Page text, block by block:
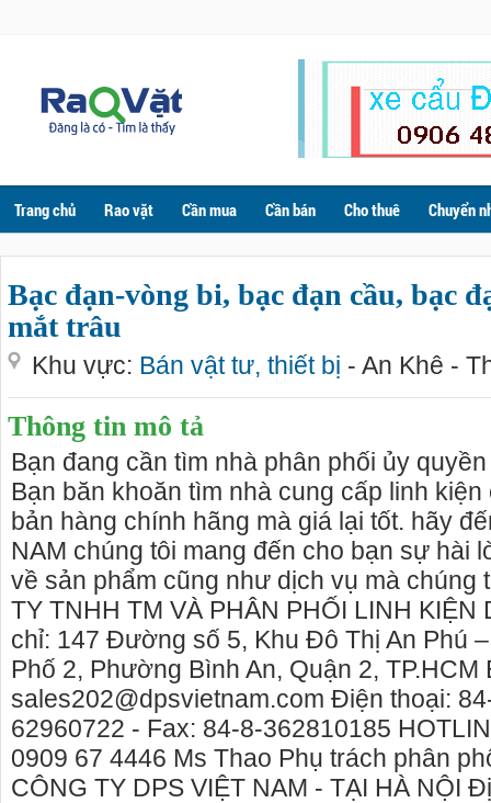
Trang chủ Rao vặt Cần mua Cần bán Cho thuê Chuyển
Bạc đạn-vòng bi, bạc đạn cầu, bạc
mắt trâu
Khu vực: Bán vật tư, thiết bị - An Khê -
Thông tin mô tả
Bạn đang cần tìm nhà phân phối ủy
Bạn băn khoăn tìm nhà cung cấp linh
bản hàng chính hãng mà giá lại tốt. hãy
NAM chúng tôi mang đến cho bạn sự hài
về sản phẩm cũng như dịch vụ mà chúng
TY TNHH TM VÀ PHÂN PHỐI LINH KIỆN
chỉ: 147 Đường số 5, Khu Đô Thị An Phú
Phố 2, Phường Bình An, Quận 2, TP.HCM
sales202@dpsvietnam.com Điện thoại:
62960722 - Fax: 84-8-362810185
0909 67 4446 Ms Thao Phụ trách phân
CÔNG TY DPS VIỆT NAM - TẠI HÀ NỘI